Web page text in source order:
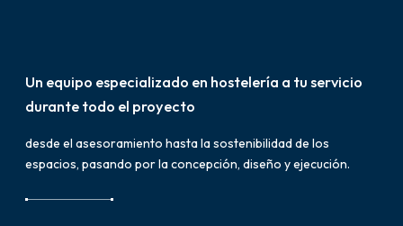
Un equipo especializado en hostelería a tu servicio
durante todo el proyecto
desde el asesoramiento hasta la sostenibilidad de los
espacios, pasando por la concepción, diseño y ejecución.